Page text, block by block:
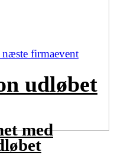
firmaevent
udløbet
med